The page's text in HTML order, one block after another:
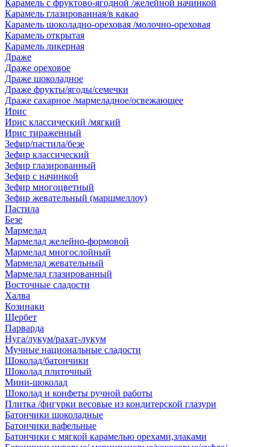
Карамель с фруктово-ягодной /желейной начинкой
Карамель глазированная/в какао
Карамель шоколадно-ореховая /молочно-ореховая
Карамель открытая
Карамель ликерная
Драже
Драже ореховое
Драже шоколадное
Драже фрукты/ягоды/семечки
Драже сахарное /мармеладное/освежающее
Ирис
Ирис классический /мягкий
Ирис тираженный
Зефир/пастила/безе
Зефир классический
Зефир глазированный
Зефир с начинкой
Зефир многоцветный
Зефир жевательный (маршмеллоу)
Пастила
Безе
Мармелад
Мармелад желейно-формовой
Мармелад многослойный
Мармелад жевательный
Мармелад глазированный
Восточные сладости
Халва
Козинаки
Щербет
Парварда
Нуга/лукум/рахат-лукум
Мучные национальные сладости
Шоколад/батончики
Шоколад плиточный
Мини-шоколад
Шоколад и конфеты ручной работы
Плитка /фигурки весовые из кондитерской глазури
Батончики шоколадные
Батончики вафельные
Батончики с мягкой карамелью орехами,злаками